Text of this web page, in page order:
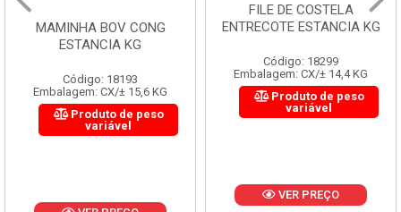
MAMINHA BOV CONG
ESTANCIA KG
Código: 18193
Embalagem: CX/± 15,6 KG
Produto de peso
variável
FILE DE COSTELA
ENTRECOTE ESTANCIA KG
Código: 18299
Embalagem: CX/± 14,4 KG
Produto de peso
variável
VER PREÇO